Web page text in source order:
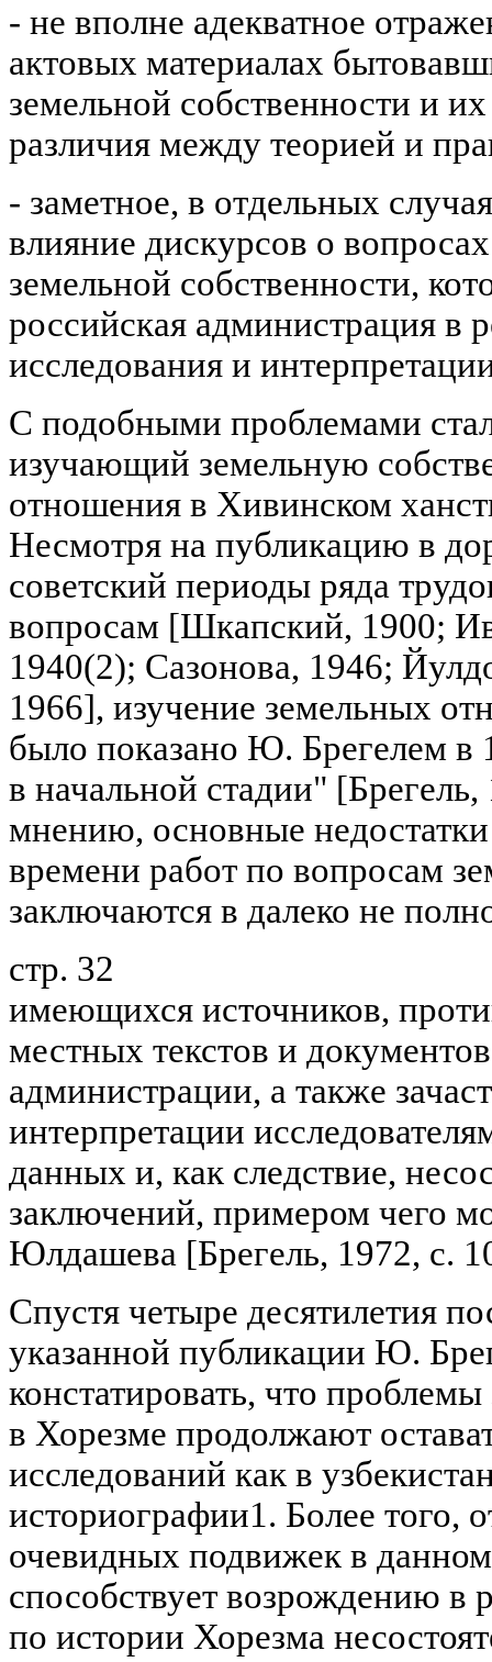
- не вполне адекватное
актовых материалах
земельной собственности и
различия между теорией и
- заметное, в отдельных
влияние дискурсов о
земельной собственности,
российская администрация в
исследования и
С подобными проблемами
изучающий земельную
отношения в Хивинском
Несмотря на публикацию в
советский периоды ряда
вопросам [Шкапский, 1900;
1940(2); Сазонова, 1946;
1966], изучение земельных
было показано Ю. Брегелем в
в начальной стадии"
мнению, основные
времени работ по вопросам
заключаются в далеко не
стр. 32
имеющихся источников,
местных текстов и
администрации, а также
интерпретации
данных и, как следствие,
заключений, примером чего
Юлдашева [Брегель, 1972, с.
Спустя четыре десятилетия
указанной публикации Ю.
констатировать, что
в Хорезме продолжают
исследований как в
историографии1. Более того,
очевидных подвижек в
способствует возрождению в
по истории Хорезма